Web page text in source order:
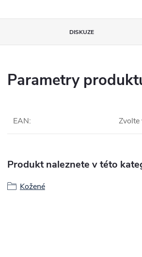
DISKUZE
Parametry
EAN: Zvolte
Produkt naleznete v této
Kožené